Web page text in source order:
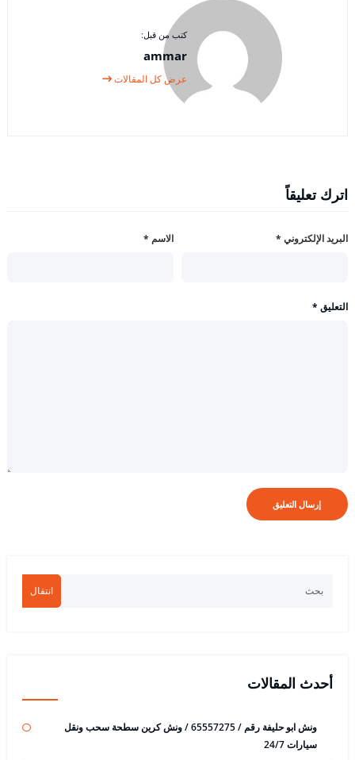
كتب من قبل:
ammar
عرض كل المقالات
اترك تعليقاً
الاسم * البريد الإلكتروني *
التعليق *
انتقال
أحدث المقالات
ونش ابو حليفة رقم / 65557275 / ونش كرين سطحة سحب ونقل
سيارات 24/7